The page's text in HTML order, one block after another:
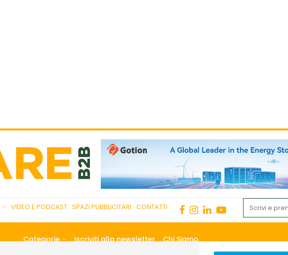
VIDEO E PODCAST SPAZI PUBBLICITARI CONTATTI
Categorie Iscriviti alla newsletter Chi Siamo